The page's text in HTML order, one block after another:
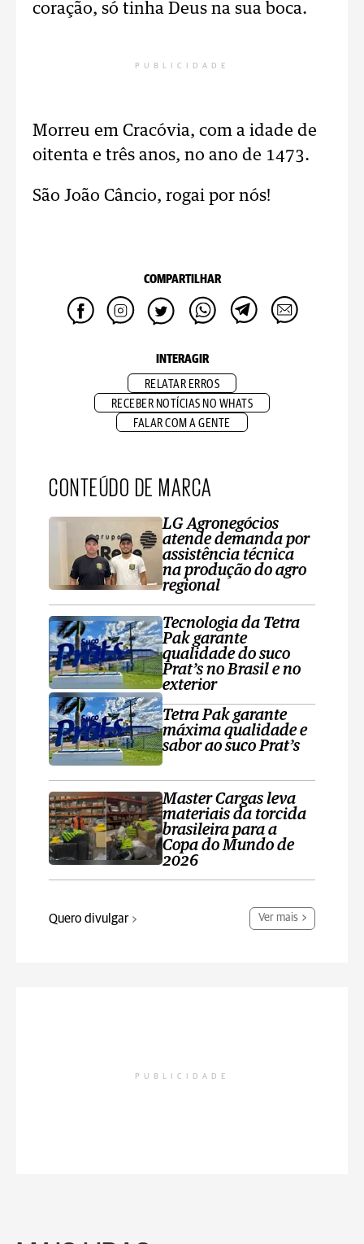
coração, só tinha Deus na sua boca.
PUBLICIDADE
Morreu em Cracóvia, com a idade de
oitenta e três anos, no ano de 1473.
São João Câncio, rogai por nós!
COMPARTILHAR
INTERAGIR
RELATAR ERROS
RECEBER NOTÍCIAS NO WHATS
FALAR COM A GENTE
CONTEÚDO DE MARCA
LG Agronegócios
atende demanda por
assistência técnica
na produção do agro
regional
Tecnologia da Tetra
Pak garante
qualidade do suco
Prat’s no Brasil e no
exterior
Tetra Pak garante
máxima qualidade e
sabor ao suco Prat’s
Master Cargas leva
materiais da torcida
brasileira para a
Copa do Mundo de
2026
Quero divulgar Ver mais
PUBLICIDADE